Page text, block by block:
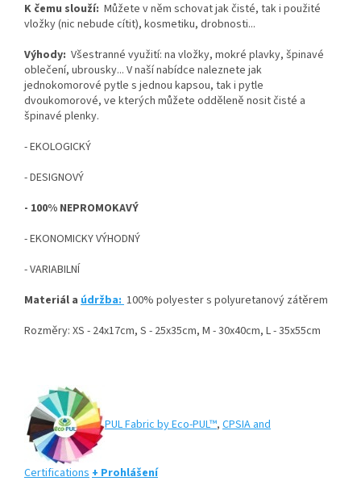
K čemu slouží: Můžete v něm schovat jak čisté, tak i použité
vložky (nic nebude cítit), kosmetiku, drobnosti...
Výhody: Všestranné využití: na vložky, mokré plavky, špinavé
oblečení, ubrousky... V naší nabídce naleznete jak
jednokomorové pytle s jednou kapsou, tak i pytle
dvoukomorové, ve kterých můžete odděleně nosit čisté a
špinavé plenky.
- EKOLOGICKÝ
- DESIGNOVÝ
- 100% NEPROMOKAVÝ
- EKONOMICKY VÝHODNÝ
- VARIABILNÍ
Materiál a údržba:100% polyester s polyuretanový zátěrem
Rozměry: XS - 24x17cm, S - 25x35cm, M - 30x40cm, L - 35x55cm
PUL Fabric by Eco-PUL™, CPSIA and
Certifications+ Prohlášení